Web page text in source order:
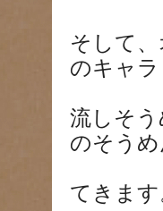
そして
のキャラ
流しそ
のそう
てきます